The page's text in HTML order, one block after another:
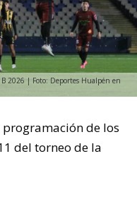
2026 | Foto: Deportes Hualpén en
programación de los
del torneo de la